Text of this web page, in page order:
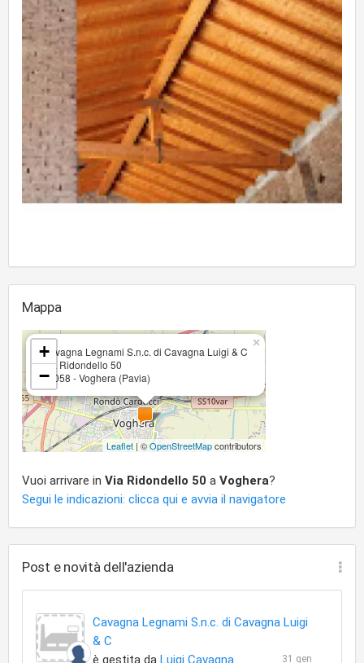
Mappa
Cavagna Legnami S.n.c. di Cavagna Luigi & C
Via Ridondello 50
27058 - Voghera (Pavia)
×
+
−
Leaflet| ©OpenStreetMapcontributors
Vuoi arrivare in Via Ridondello 50 a Voghera?
Segui le indicazioni: clicca qui e avvia il navigatore
Post e novità dell'azienda
Cavagna Legnami S.n.c. di Cavagna Luigi
& C
è gestita da Luigi Cavagna 31 gen